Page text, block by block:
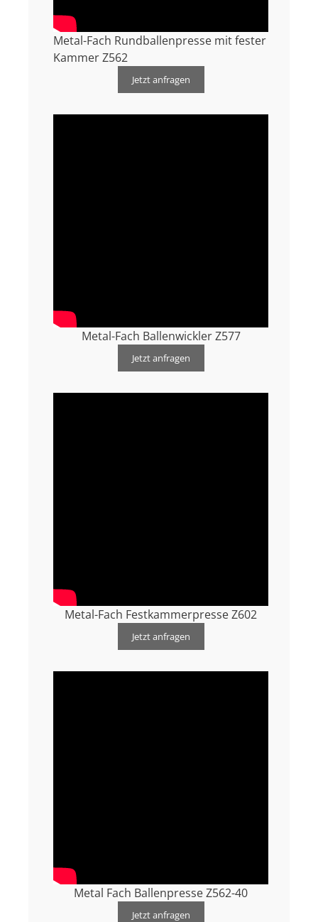
Metal-Fach Rundballenpresse mit fester
Kammer Z562
Jetzt anfragen
Metal-Fach Ballenwickler Z577
Jetzt anfragen
Metal-Fach Festkammerpresse Z602
Jetzt anfragen
Metal Fach Ballenpresse Z562-40
Jetzt anfragen